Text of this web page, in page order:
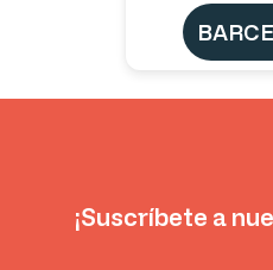
¡Suscríbete a